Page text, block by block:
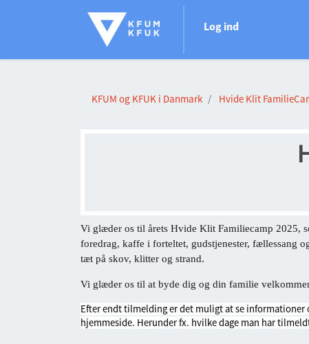
Log ind
KFUM og KFUK i Danmark Hvide Klit
Vi glæder os til årets Hvide Klit Familiecamp 2025,
foredrag, kaffe i forteltet, gudstjenester, fællessang
tæt på skov, klitter og strand.
Vi glæder os til at byde dig og din familie
Efter endt tilmelding er det muligt at se informationer
hjemmeside. Herunder fx. hvilke dage man har